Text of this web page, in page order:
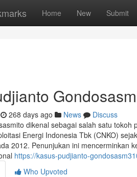
Home New Submit
268 days ago News
Discuss
dikenal sebagai salah satu
Energi Indonesia Tbk (CNKO)
2012. Penunjukan ini mencerminkan
https://kasus-pudjianto-
Who Upvoted